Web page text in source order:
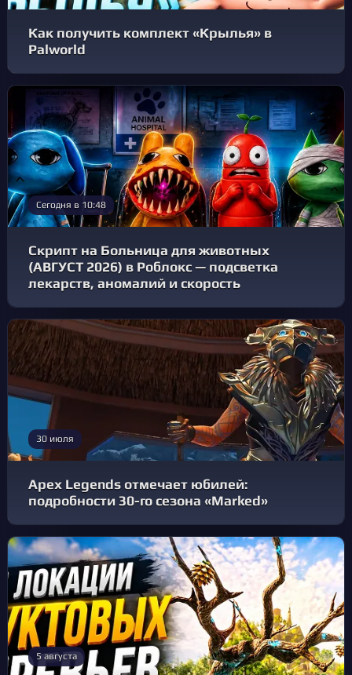
Как получить комплект «Крылья» в
Palworld
Сегодня в 10:48
Скрипт на Больница для животных
(АВГУСТ 2026) в Роблокс — подсветка
лекарств, аномалий и скорость
30 июля
Apex Legends отмечает юбилей:
подробности 30-го сезона «Marked»
5 августа